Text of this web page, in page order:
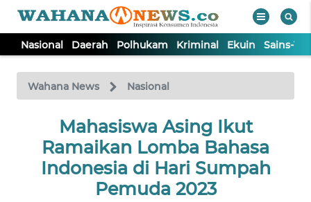
Nasional Daerah Polhukam Kriminal Ekuin Sains-
Wahana News Nasional
Mahasiswa Asing Ikut
Ramaikan Lomba Bahasa
Indonesia di Hari Sumpah
Pemuda 2023
TV
Tutup
NASIONAL
DAERAH